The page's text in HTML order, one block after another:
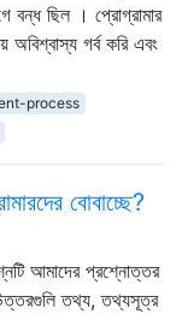
বন্ধ ছিল । প্রোগ্রামার
অবিশ্বাস্য গর্ব করি এবং
process
বোবাচ্ছে?
আমাদের প্রশ্নোত্তর
তথ্য, তথ্যসূত্র